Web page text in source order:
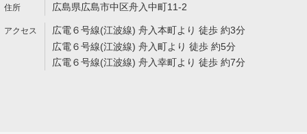
広島県広島市中区舟入中町11-2
広電６号線(江波線) 舟入本町より 徒歩 約3分
広電６号線(江波線) 舟入町より 徒歩 約5分
広電６号線(江波線) 舟入幸町より 徒歩 約7分